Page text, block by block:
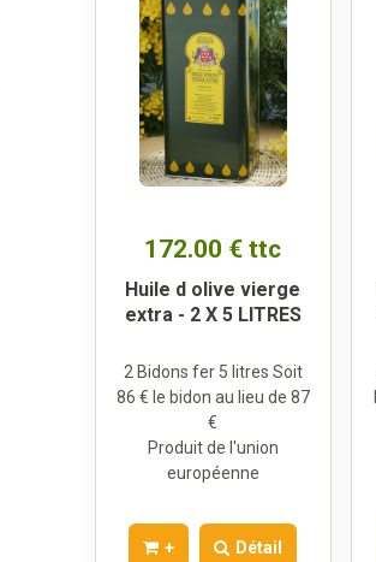
172.00 € ttc
Huile d olive vierge
extra - 2 X 5 LITRES
2 Bidons fer 5 litres Soit
86 € le bidon au lieu de 87
€
Produit de l'union
européenne
+ Détail